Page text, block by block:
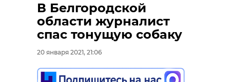
В Белгородской
области журналист
спас тонущую собаку
20 января 2021, 21:06